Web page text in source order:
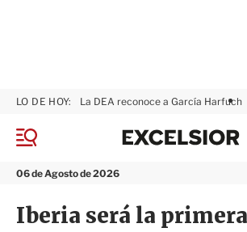
M
n
06 de Agosto de 2026
LO DE HOY: La DEA reconoce a García Harfuch
x
i
Iberia será la primera